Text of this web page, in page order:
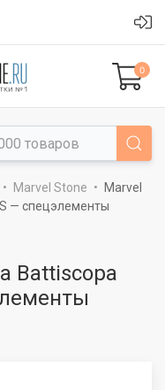
0
Marvel Stone
Marvel
— спецэлементы
Battiscopa